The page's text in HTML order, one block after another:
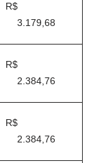
R$
3.179,68
R$
2.384,76
R$
2.384,76